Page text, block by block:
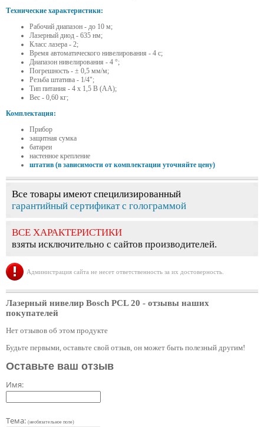
Технические характеристики:
Рабочий диапазон - до 10 м;
Лазерный диод - 635 нм;
Класс лазера - 2;
Время автоматического нивелирования - 4 с;
Диапазон нивелирования - 4 °;
Погрешность - ± 0,5 мм/м;
Резьба штатива - 1/4";
Тип питания - 4 x 1,5 В (AA);
Вес - 0,60 кг;
Комплектация:
Прибор
защитная сумка
батареи
настенное крепление
штатив (в зависимости от комплектации уточняйте цену)
Все товары имеют специлизированный
гарантийный сертификат с голограммой
ВСЕ ХАРАКТЕРИСТИКИ
взяты исключительно с сайтов производителей.
Администрация сайта не несет ответственность за их достоверность.
Лазерный нивелир Bosch PCL 20 - отзывы наших
покупателей
Нет отзывов об этом продукте
Будьте первыми, оставьте свой отзыв, он может быть полезный другим!
Оставьте ваш отзыв
Имя:
Тема: (необязательное поле)